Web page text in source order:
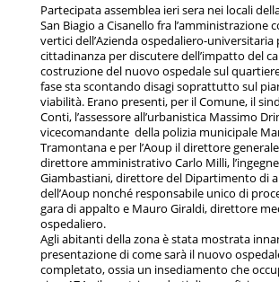
Partecipata assemblea ieri sera nei locali
San Biagio a Cisanello fra l’amministrazione
vertici dell’Azienda ospedaliero-universitaria
cittadinanza per discutere dell’impatto del
costruzione del nuovo ospedale sul
fase sta scontando disagi soprattutto sul
viabilità. Erano presenti, per il Comune, il
Conti, l’assessore all’urbanistica Massimo
vicecomandante della polizia municipale
Tramontana e per l’Aoup il direttore
direttore amministrativo Carlo Milli,
Giambastiani, direttore del Dipartimento di
dell’Aoup nonché responsabile unico di
gara di appalto e Mauro Giraldi, direttore
ospedaliero.
Agli abitanti della zona è stata mostrata
presentazione di come sarà il nuovo
completato, ossia un insediamento che